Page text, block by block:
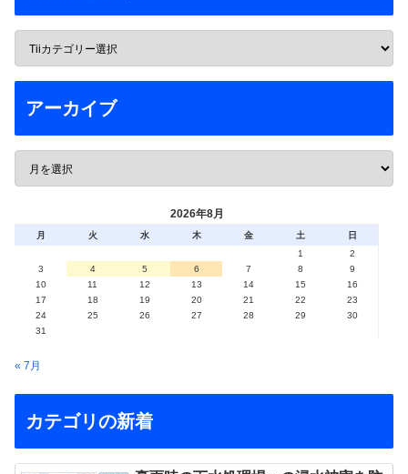
アーカイブ
2026年8月
月 火 水 木 金 土
日
1
2
3
4 5 6 7 8
9
10
11 12 13 14 15
16
17
18 19 20 21 22
23
24
25 26 27 28 29
30
31
« 7月
カテゴリの新着